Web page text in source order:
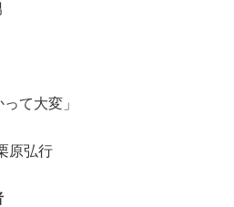
て大変」
原弘行